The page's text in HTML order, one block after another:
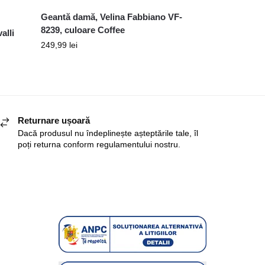
Geantă damă, Velina Fabbiano VF-
8239, culoare Coffee
249,99 lei
Returnare ușoară
Dacă produsul nu îndeplinește așteptările tale, îl
poți returna conform regulamentului nostru.